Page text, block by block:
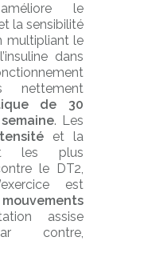
le
la sensibilité
multipliant le
dans
nettement
de 30
. Les
et la
les plus
le DT2,
est
mouvements
assise
contre,